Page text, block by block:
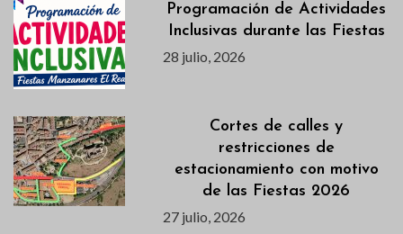
Programación de Actividades
Inclusivas durante las Fiestas
28 julio, 2026
Cortes de calles y
restricciones de
estacionamiento con motivo
de las Fiestas 2026
27 julio, 2026